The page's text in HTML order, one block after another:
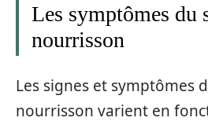
Les symptômes du
nourrisson
Les signes et symptômes
nourrisson varient en